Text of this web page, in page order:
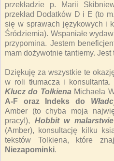
przekładzie p. Marii
przekład Dodatków D i E (to
się w sprawach językowych i
Śródziemia). Wspaniałe
przypomina. Jestem
mam dożywotnie tantiemy. Jest
Dziękuję za wszystkie te
w roli tłumacza i
Klucz do Tolkiena Michaela
A-F oraz Indeks do
Amber (to chyba moja
pracy!), Hobbit w
(Amber), konsultację kilku
tekstów Tolkiena, które
Niezapominki.